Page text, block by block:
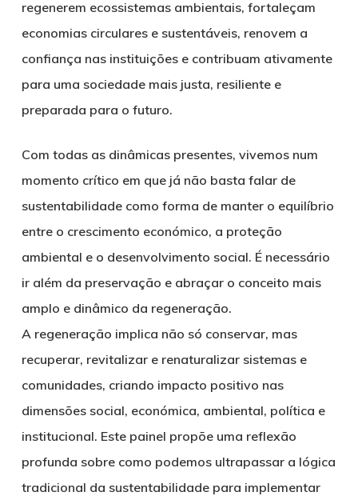
regenerem ecossistemas ambientais, fortaleçam
economias circulares e sustentáveis, renovem a
confiança nas instituições e contribuam ativamente
para uma sociedade mais justa, resiliente e
preparada para o futuro.
Com todas as dinâmicas presentes, vivemos num
momento crítico em que já não basta falar de
sustentabilidade como forma de manter o equilíbrio
entre o crescimento económico, a proteção
ambiental e o desenvolvimento social. É necessário
ir além da preservação e abraçar o conceito mais
amplo e dinâmico da regeneração.
A regeneração implica não só conservar, mas
recuperar, revitalizar e renaturalizar sistemas e
comunidades, criando impacto positivo nas
dimensões social, económica, ambiental, política e
institucional. Este painel propõe uma reflexão
profunda sobre como podemos ultrapassar a lógica
tradicional da sustentabilidade para implementar